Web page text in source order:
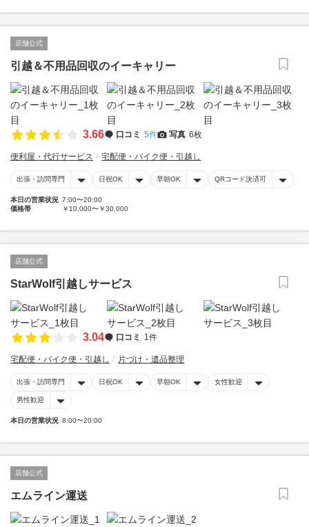
店舗公式
引越＆不用品回収のイーキャリー
3.66 口コミ 5件 写真 6枚
便利屋・代行サービス 宅配便・バイク便・引越し
出張・訪問専門 日祝OK 早朝OK QRコード決済可
本日の営業状況 7:00〜20:00
価格帯
￥10,000〜￥30,000
店舗公式
StarWolf引越しサービス
3.04 口コミ 1件
宅配便・バイク便・引越し 片づけ・遺品整理
出張・訪問専門 日祝OK 早朝OK 女性歓迎
男性歓迎
本日の営業状況 8:00〜20:00
店舗公式
エムライン運送